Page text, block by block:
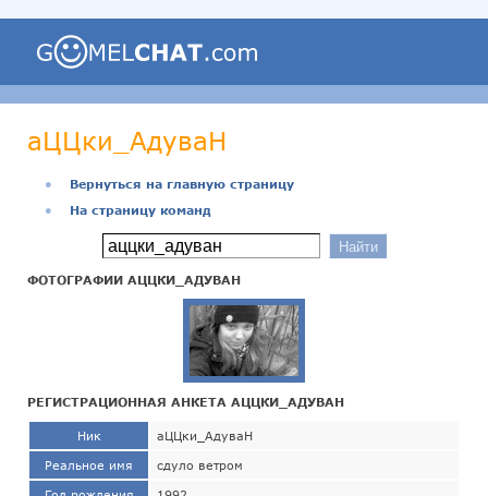
аЦЦки_АдуваН
●
Вернуться на главную страницу
●
На страницу команд
ФОТОГРАФИИ АЦЦКИ_АДУВАН
РЕГИСТРАЦИОННАЯ АНКЕТА АЦЦКИ_АДУВАН
Ник аЦЦки_АдуваН
Реальное имя сдуло ветром